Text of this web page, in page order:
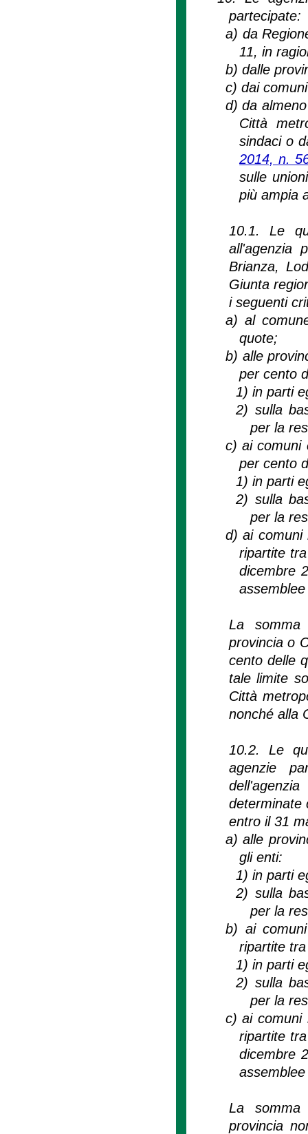
partecipate:
a) da
11, in
b) dalle
c) dai
d)da
Città
sindaci o
2014, n.
sulle
più ampia
10.1. Le
all'agenzia
Brianza,
Giunta
i seguenti
a) al
quote;
b) alle
per cento
1)in parti
2) sulla
per la
c)ai comuni
per cento
1)in parti
2) sulla
per la
d)ai comuni
ripartite
dicembre
La somma
provincia o
cento delle
tale limite
Città
nonché alla
10.2. Le
agenzie
determinate
entro il 31
a)alle
gli enti:
1)in parti
2) sulla
per la
b) ai
ripartite
1)in parti
2) sulla
per la
c)ai comuni
ripartite
dicembre
La somma
provincia